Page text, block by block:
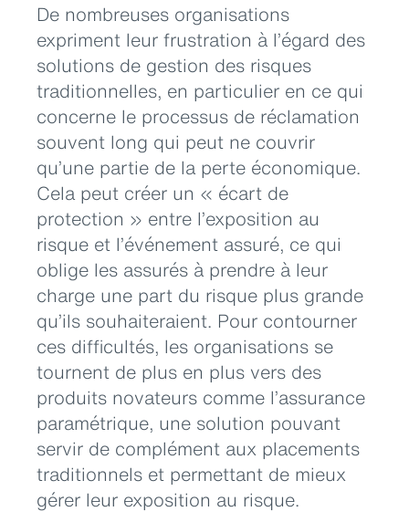
De nombreuses organisations
expriment leur frustration à l’égard des
solutions de gestion des risques
traditionnelles, en particulier en ce qui
concerne le processus de réclamation
souvent long qui peut ne couvrir
qu’une partie de la perte économique.
Cela peut créer un « écart de
protection » entre l’exposition au
risque et l’événement assuré, ce qui
oblige les assurés à prendre à leur
charge une part du risque plus grande
qu’ils souhaiteraient. Pour contourner
ces difficultés, les organisations se
tournent de plus en plus vers des
produits novateurs comme l’assurance
paramétrique, une solution pouvant
servir de complément aux placements
traditionnels et permettant de mieux
gérer leur exposition au risque.